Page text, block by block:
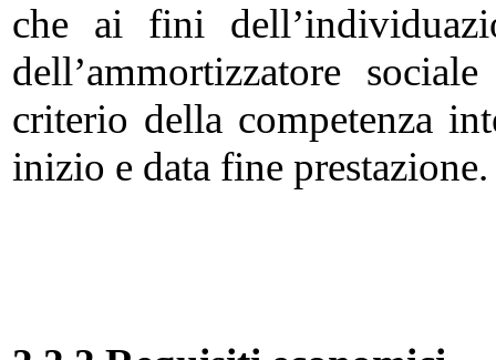
che ai fini
dell’ammortizzatore
criterio della competenza
inizio e data fine prestazione.